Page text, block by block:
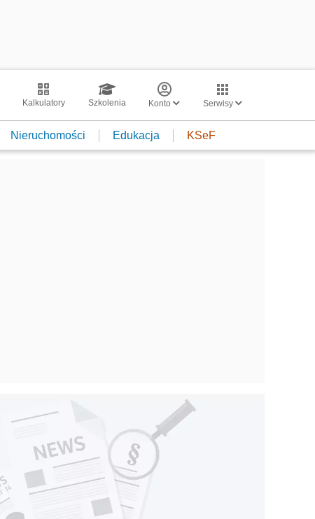
Kalkulatory Szkolenia Konto Serwisy
Nieruchomości Edukacja KSeF